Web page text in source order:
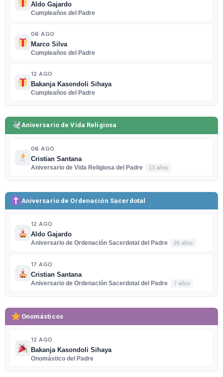
Aldo Gajardo
Cumpleaños del Padre
06 AGO
Marco Silva
Cumpleaños del Padre
12 AGO
Bakanja Kasondoli Sihaya
Cumpleaños del Padre
Aniversario de Vida Religiosa
06 AGO
Cristian Santana
Aniversario de Vida Religiosa del Padre
13 años
Aniversario de Ordenación Sacerdotal
12 AGO
Aldo Gajardo
Aniversario de Ordenación Sacerdotal del Padre
26 años
17 AGO
Cristian Santana
Aniversario de Ordenación Sacerdotal del Padre
7 años
Onomásticos
12 AGO
Bakanja Kasondoli Sihaya
Onomástico del Padre